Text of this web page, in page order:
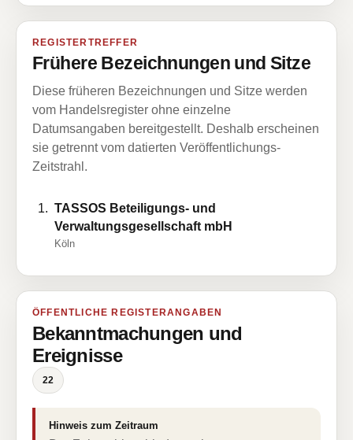
REGISTERTREFFER
Frühere Bezeichnungen und Sitze
Diese früheren Bezeichnungen und Sitze werden
vom Handelsregister ohne einzelne
Datumsangaben bereitgestellt. Deshalb erscheinen
sie getrennt vom datierten Veröffentlichungs-
Zeitstrahl.
TASSOS Beteiligungs- und
Verwaltungsgesellschaft mbH
Köln
ÖFFENTLICHE REGISTERANGABEN
Bekanntmachungen und
Ereignisse
22
Hinweis zum Zeitraum